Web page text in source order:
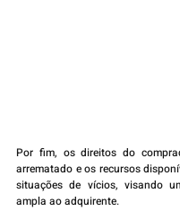
Por fim, os direitos do
arrematado e os recursos
situações de vícios, visando
ampla ao adquirente.